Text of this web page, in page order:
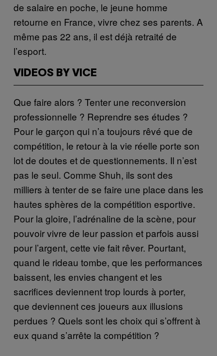
de salaire en poche, le jeune homme
retourne en France, vivre chez ses parents. A
même pas 22 ans, il est déjà retraité de
l’esport.
VIDEOS BY VICE
Que faire alors ? Tenter une reconversion
professionnelle ? Reprendre ses études ?
Pour le garçon qui n’a toujours rêvé que de
compétition, le retour à la vie réelle porte son
lot de doutes et de questionnements. Il n’est
pas le seul. Comme Shuh, ils sont des
milliers à tenter de se faire une place dans les
hautes sphères de la compétition esportive.
Pour la gloire, l’adrénaline de la scène, pour
pouvoir vivre de leur passion et parfois aussi
pour l’argent, cette vie fait rêver. Pourtant,
quand le rideau tombe, que les performances
baissent, les envies changent et les
sacrifices deviennent trop lourds à porter,
que deviennent ces joueurs aux illusions
perdues ? Quels sont les choix qui s’offrent à
eux quand s’arrête la compétition ?